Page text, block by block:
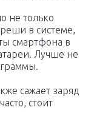
не только
в системе,
смартфона в
Лучше не
сажает заряд
стоит